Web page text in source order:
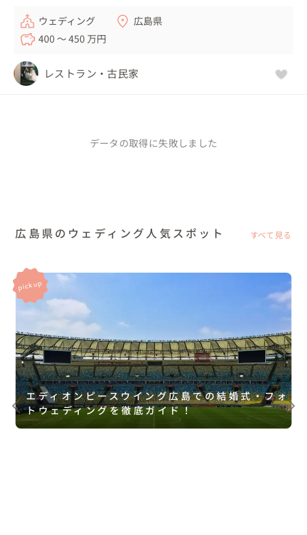
ウェディング
広島県
400 〜 450 万円
レストラン・古民家
データの取得に失敗しました
広島県のウェディング人気スポット すべて見る
エディオンピースウイング広島での結婚式・フォ
トウェディングを徹底ガイド！